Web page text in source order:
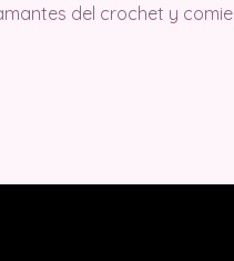
del crochet y